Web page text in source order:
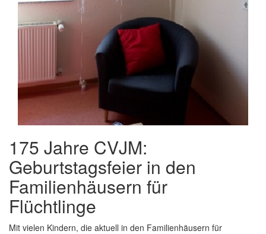
175 Jahre CVJM:
Geburtstagsfeier in den
Familienhäusern für
Flüchtlinge
Mit vielen Kindern, die aktuell in den Familienhäusern für